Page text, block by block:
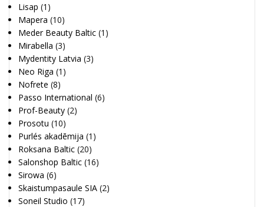
Lisap (1)
Mapera (10)
Meder Beauty Baltic (1)
Mirabella (3)
Mydentity Latvia (3)
Neo Riga (1)
Nofrete (8)
Passo International (6)
Prof-Beauty (2)
Prosotu (10)
Purlés akadēmija (1)
Roksana Baltic (20)
Salonshop Baltic (16)
Sirowa (6)
Skaistumpasaule SIA (2)
Soneil Studio (17)